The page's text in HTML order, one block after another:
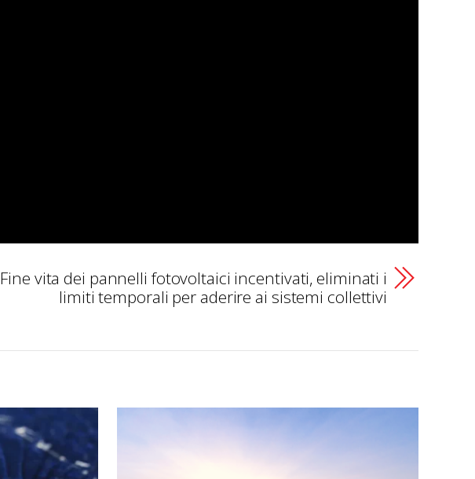
Fine vita dei pannelli fotovoltaici incentivati, eliminati i
limiti temporali per aderire ai sistemi collettivi